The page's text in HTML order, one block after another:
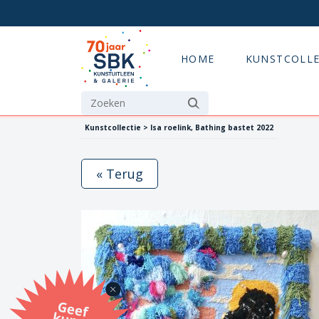
HOME
Kunstcollectie > Isa roelink, Bathing bastet 2022
G
eef
u
n
st
a
d
o
m
et
e SB
K
u
n
stb
o
n
« Terug